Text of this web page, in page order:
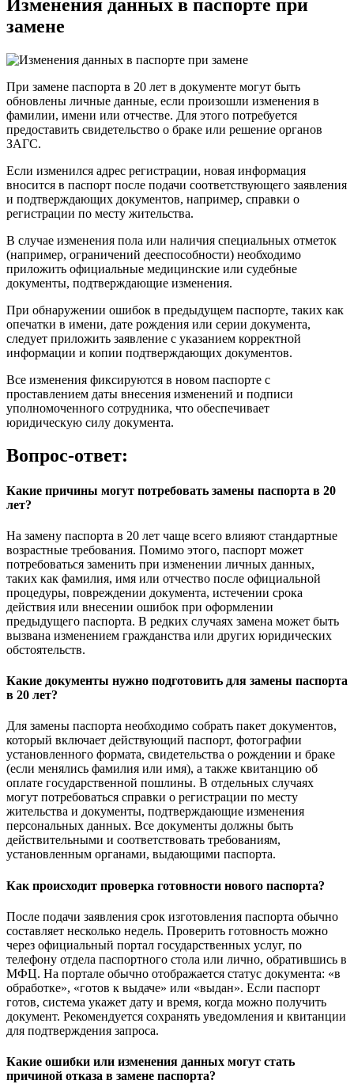
Изменения данных в паспорте при
замене
При замене паспорта в 20 лет в документе могут быть
обновлены личные данные, если произошли изменения в
фамилии, имени или отчестве. Для этого потребуется
предоставить свидетельство о браке или решение органов
ЗАГС.
Если изменился адрес регистрации, новая информация
вносится в паспорт после подачи соответствующего заявления
и подтверждающих документов, например, справки о
регистрации по месту жительства.
В случае изменения пола или наличия специальных отметок
(например, ограничений дееспособности) необходимо
приложить официальные медицинские или судебные
документы, подтверждающие изменения.
При обнаружении ошибок в предыдущем паспорте, таких как
опечатки в имени, дате рождения или серии документа,
следует приложить заявление с указанием корректной
информации и копии подтверждающих документов.
Все изменения фиксируются в новом паспорте с
проставлением даты внесения изменений и подписи
уполномоченного сотрудника, что обеспечивает
юридическую силу документа.
Вопрос-ответ:
Какие причины могут потребовать замены паспорта в 20
лет?
На замену паспорта в 20 лет чаще всего влияют стандартные
возрастные требования. Помимо этого, паспорт может
потребоваться заменить при изменении личных данных,
таких как фамилия, имя или отчество после официальной
процедуры, повреждении документа, истечении срока
действия или внесении ошибок при оформлении
предыдущего паспорта. В редких случаях замена может быть
вызвана изменением гражданства или других юридических
обстоятельств.
Какие документы нужно подготовить для замены паспорта
в 20 лет?
Для замены паспорта необходимо собрать пакет документов,
который включает действующий паспорт, фотографии
установленного формата, свидетельства о рождении и браке
(если менялись фамилия или имя), а также квитанцию об
оплате государственной пошлины. В отдельных случаях
могут потребоваться справки о регистрации по месту
жительства и документы, подтверждающие изменения
персональных данных. Все документы должны быть
действительными и соответствовать требованиям,
установленным органами, выдающими паспорта.
Как происходит проверка готовности нового паспорта?
После подачи заявления срок изготовления паспорта обычно
составляет несколько недель. Проверить готовность можно
через официальный портал государственных услуг, по
телефону отдела паспортного стола или лично, обратившись в
МФЦ. На портале обычно отображается статус документа: «в
обработке», «готов к выдаче» или «выдан». Если паспорт
готов, система укажет дату и время, когда можно получить
документ. Рекомендуется сохранять уведомления и квитанции
для подтверждения запроса.
Какие ошибки или изменения данных могут стать
причиной отказа в замене паспорта?